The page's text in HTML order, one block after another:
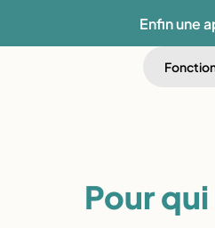
Enfin une
Pour